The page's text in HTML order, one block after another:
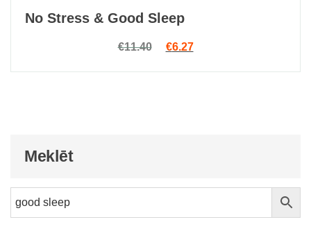
No Stress & Good Sleep
€11.40 Original price was: €11.40.
€6.27Current price is: €6.27.
Meklēt